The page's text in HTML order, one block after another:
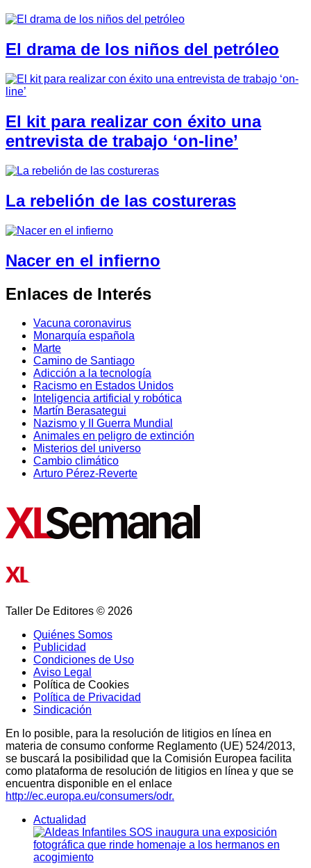
El drama de los niños del petróleo
El kit para realizar con éxito una
entrevista de trabajo ‘on-line’
La rebelión de las costureras
Nacer en el infierno
Enlaces de Interés
Vacuna coronavirus
Monarquía española
Marte
Camino de Santiago
Adicción a la tecnología
Racismo en Estados Unidos
Inteligencia artificial y robótica
Martín Berasategui
Nazismo y II Guerra Mundial
Animales en peligro de extinción
Misterios del universo
Cambio climático
Arturo Pérez-Reverte
Taller De Editores © 2026
Quiénes Somos
Publicidad
Condiciones de Uso
Aviso Legal
Política de Cookies
Política de Privacidad
Sindicación
En lo posible, para la resolución de litigios en línea en
materia de consumo conforme Reglamento (UE) 524/2013,
se buscará la posibilidad que la Comisión Europea facilita
como plataforma de resolución de litigios en línea y que se
encuentra disponible en el enlace
http://ec.europa.eu/consumers/odr.
Actualidad